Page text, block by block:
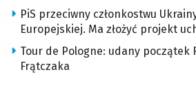
PiS przeciwny członkostwu
Europejskiej. Ma złożyć projekt
Tour de Pologne: udany początek
Frątczaka